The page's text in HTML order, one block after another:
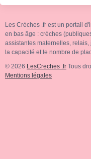
Les Crèches .fr est un portail
en bas âge : crèches
assistantes maternelles,
la capacité et le nombre de
© 2026 LesCreches .fr Tous
Mentions légales